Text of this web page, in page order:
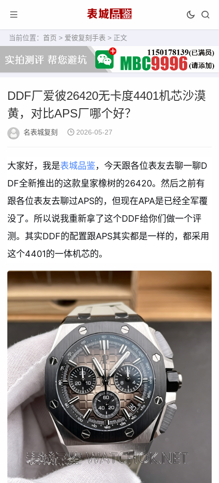
当前位置： 首页 > 爱彼复刻手表 > 正文
DDF厂爱彼26420无卡度4401机芯沙漠
黄，对比APS厂哪个好？
名表城复刻 2026-05-27
大家好，我是表城品鉴，今天跟各位表友去聊一聊D
DF全新推出的这款皇家橡树的26420。然后之前有
跟各位表友去聊过APS的，但现在APA是已经全军覆
没了。所以说我重新拿了这个DDF给你们做一个评
测。其实DDF的配置跟APS其实都是一样的，都采用
这个4401的一体机芯的。